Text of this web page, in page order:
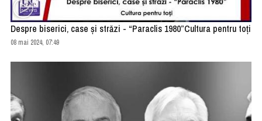
Despre biserici, case și străzi - “Paraclis 1980”Cultura pentru toți
08 mai 2024, 07:49